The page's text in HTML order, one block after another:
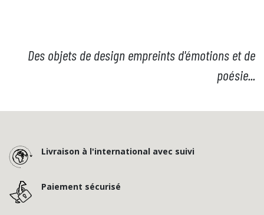
Des objets de design empreints d'émotions et de
poésie...
Livraison à l'international avec suivi
Paiement sécurisé